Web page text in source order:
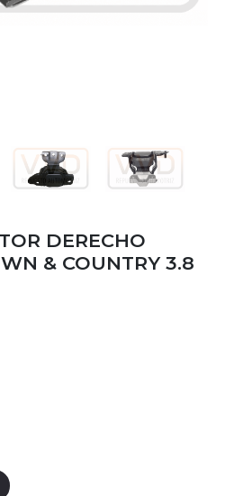
DERECHO
& COUNTRY 3.8